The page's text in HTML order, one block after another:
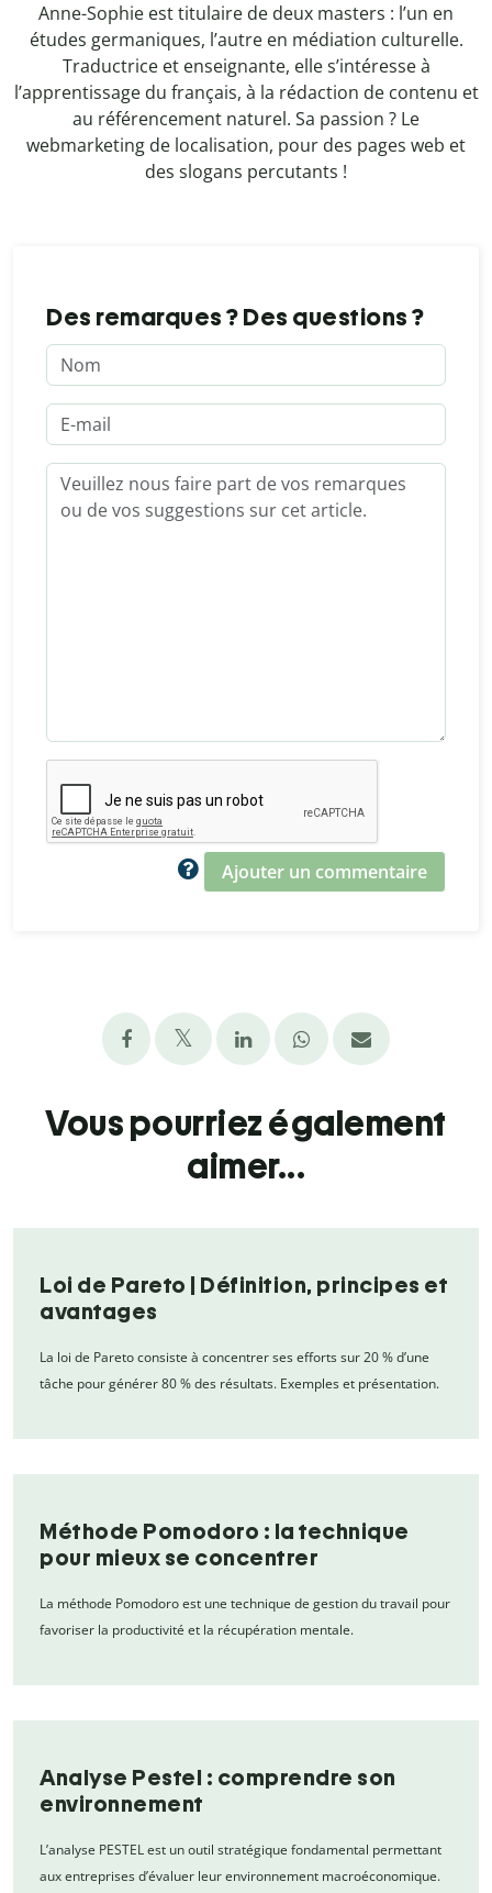
Anne-Sophie est titulaire de deux masters : l’un en
études germaniques, l’autre en médiation culturelle.
Traductrice et enseignante, elle s’intéresse à
l’apprentissage du français, à la rédaction de contenu et
au référencement naturel. Sa passion ? Le
webmarketing de localisation, pour des pages web et
des slogans percutants !
Des remarques ? Des questions ?
Ajouter un commentaire
Vous pourriez également
aimer...
Loi de Pareto | Définition, principes et
avantages
La loi de Pareto consiste à concentrer ses efforts sur 20 % d’une
tâche pour générer 80 % des résultats. Exemples et présentation.
Méthode Pomodoro : la technique
pour mieux se concentrer
La méthode Pomodoro est une technique de gestion du travail pour
favoriser la productivité et la récupération mentale.
Analyse Pestel : comprendre son
environnement
L’analyse PESTEL est un outil stratégique fondamental permettant
aux entreprises d’évaluer leur environnement macroéconomique.